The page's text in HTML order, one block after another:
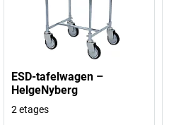
ESD-tafelwagen –
HelgeNyberg
2 etages